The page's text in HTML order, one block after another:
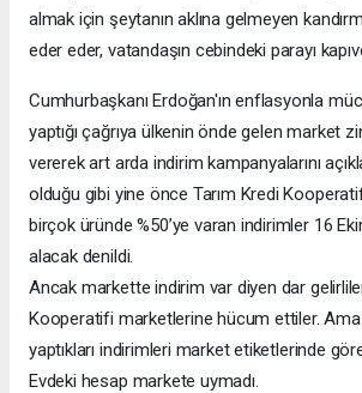
almak için şeytanın aklına gelmeyen
eder eder, vatandaşın cebindeki parayı
Cumhurbaşkanı Erdoğan'ın enflasyonla
yaptığı çağrıya ülkenin önde gelen market
vererek art arda indirim kampanyalarını
olduğu gibi yine önce Tarım Kredi
birçok üründe %50’ye varan indirimler 16
alacak denildi.
Ancak markette indirim var diyen dar
Kooperatifi marketlerine hücum ettiler. Ama
yaptıkları indirimleri market etiketlerinde
Evdeki hesap markete uymadı.